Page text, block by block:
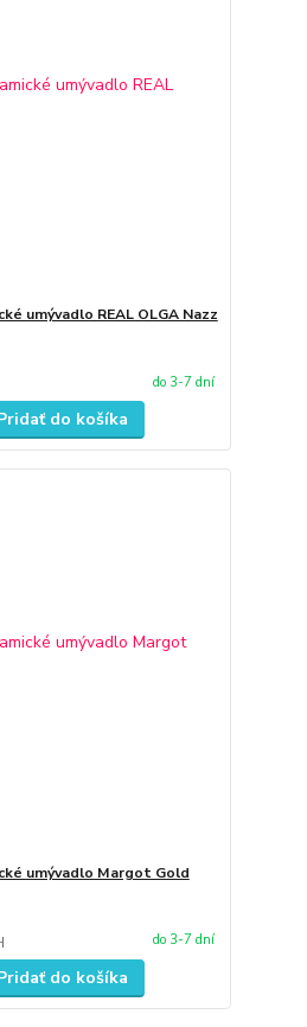
umývadlo REAL OLGA Nazz
do 3-7 dní
do košíka
umývadlo Margot Gold
do 3-7 dní
do košíka